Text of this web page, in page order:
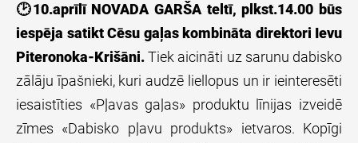
🕑10.aprīlī NOVADA GARŠA teltī, plkst.14.00 būs
iespēja satikt Cēsu gaļas kombināta direktori Ievu
Piteronoka-Krišāni.Tiek aicināti uz sarunu dabisko
zālāju īpašnieki, kuri audzē liellopus un ir ieinteresēti
iesaistīties «Pļavas gaļas» produktu līnijas izveidē
zīmes «Dabisko pļavu produkts» ietvaros. Kopīgi